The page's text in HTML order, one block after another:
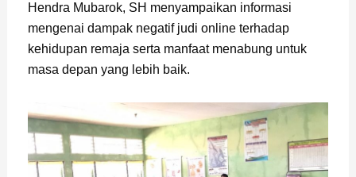
Hendra Mubarok, SH menyampaikan informasi
mengenai dampak negatif judi online terhadap
kehidupan remaja serta manfaat menabung untuk
masa depan yang lebih baik.